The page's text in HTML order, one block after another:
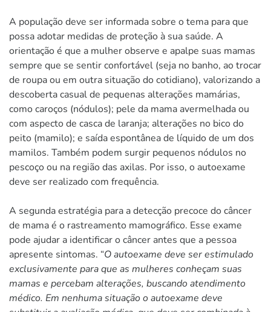
A população deve ser informada sobre o tema para que
possa adotar medidas de proteção à sua saúde. A
orientação é que a mulher observe e apalpe suas mamas
sempre que se sentir confortável (seja no banho, ao trocar
de roupa ou em outra situação do cotidiano), valorizando a
descoberta casual de pequenas alterações mamárias,
como caroços (nódulos); pele da mama avermelhada ou
com aspecto de casca de laranja; alterações no bico do
peito (mamilo); e saída espontânea de líquido de um dos
mamilos. Também podem surgir pequenos nódulos no
pescoço ou na região das axilas. Por isso, o autoexame
deve ser realizado com frequência.
A segunda estratégia para a detecção precoce do câncer
de mama é o rastreamento mamográfico. Esse exame
pode ajudar a identificar o câncer antes que a pessoa
apresente sintomas. “O autoexame deve ser estimulado
exclusivamente para que as mulheres conheçam suas
mamas e percebam alterações, buscando atendimento
médico. Em nenhuma situação o autoexame deve